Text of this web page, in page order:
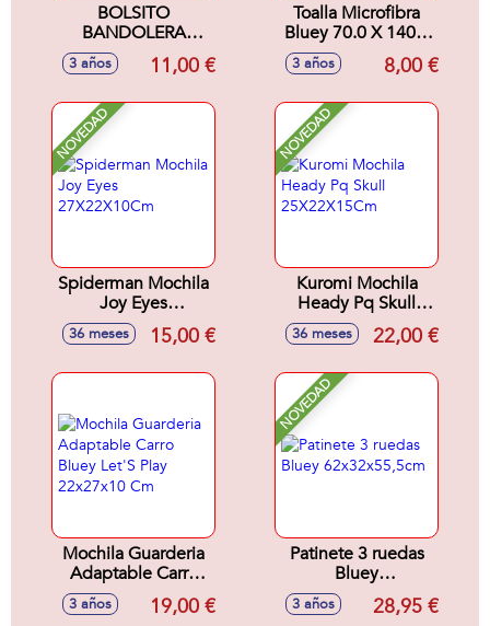
BOLSITO
BANDOLERA
BLUEY 16X18X4
3 años 11,00 €
Toalla Microfibra
Bluey 70.0 X 140.0
X 1.0 Cm
3 años 8,00 €
NOVEDAD
Spiderman Mochila
Joy Eyes
27X22X10Cm
36 meses 15,00 €
NOVEDAD
Kuromi Mochila
Heady Pq Skull
25X22X15Cm
36 meses 22,00 €
Mochila Guarderia
Adaptable Carro
Bluey Let'S Play
22x27x10 Cm
3 años 19,00 €
NOVEDAD
Patinete 3 ruedas
Bluey
62x32x55,5cm
3 años 28,95 €